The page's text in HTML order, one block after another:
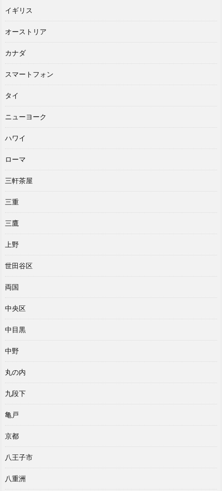
イギリス
オーストリア
カナダ
スマートフォン
タイ
ニューヨーク
ハワイ
ローマ
三軒茶屋
三重
三鷹
上野
世田谷区
両国
中央区
中目黒
中野
丸の内
九段下
亀戸
京都
八王子市
八重洲